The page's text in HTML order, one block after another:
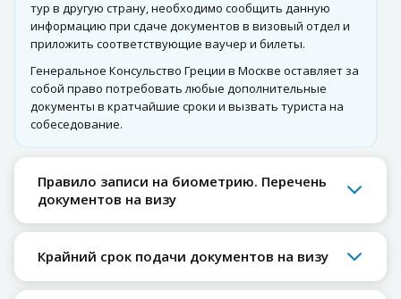
тур в другую страну, необходимо сообщить данную
информацию при сдаче документов в визовый отдел и
приложить соответствующие ваучер и билеты.
Генеральное Консульство Греции в Москве оставляет за
собой право потребовать любые дополнительные
документы в кратчайшие сроки и вызвать туриста на
собеседование.
Правило записи на биометрию. Перечень
документов на визу
Крайний срок подачи документов на визу